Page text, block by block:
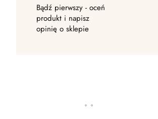
Bądź pierwszy - oceń
produkt i napisz
opinię o sklepie